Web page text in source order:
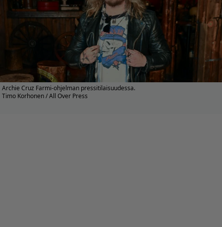
Archie Cruz Farmi-ohjelman pressitilaisuudessa.
Timo Korhonen / All Over Press